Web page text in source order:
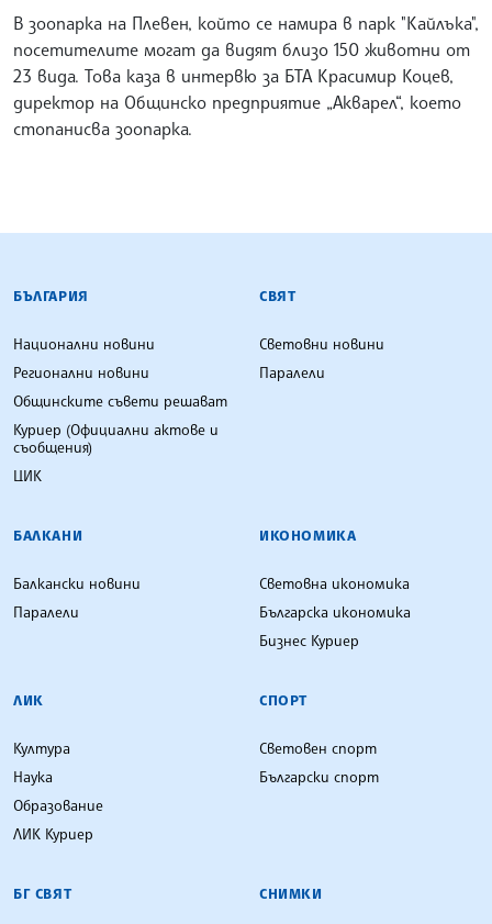
В зоопарка на Плевен, който се намира в парк "Кайлъка",
посетителите могат да видят близо 150 животни от
23 вида. Това каза в интервю за БТА Красимир Коцев,
директор на Общинско предприятие „Акварел“, което
стопанисва зоопарка.
БЪЛГАРСКА ТЕЛЕГРАФНА АГЕНЦИЯ
БЪЛГАРИЯ
Национални новини
Регионални новини
Общинските съвети решават
Куриер (Официални актове и
съобщения)
ЦИК
СВЯТ
Световни новини
Паралели
БАЛКАНИ
Балкански новини
Паралели
ИКОНОМИКА
Световна икономика
Българска икономика
Бизнес Куриер
ЛИК
Култура
Наука
Образование
ЛИК Куриер
СПОРТ
Световен спорт
Български спорт
БГ СВЯТ СНИМКИ